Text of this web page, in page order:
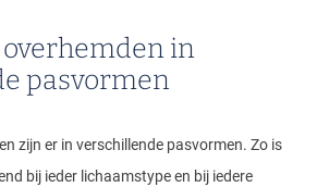
overhemden in
pasvormen
zijn er in verschillende pasvormen. Zo is
bij ieder lichaamstype en bij iedere